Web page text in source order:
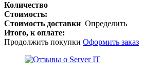
Количество
Стоимость:
Стоимость доставки Определить
Итого, к оплате:
Продолжить покупки Оформить заказ